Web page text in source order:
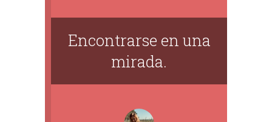
Encontrarse en una
mirada.